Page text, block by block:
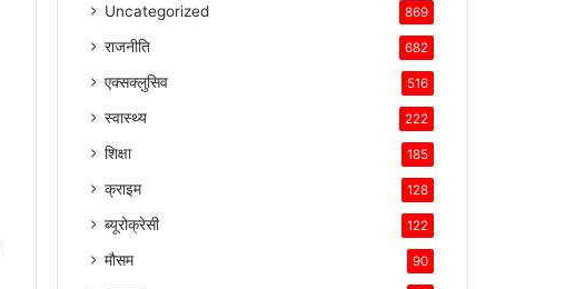
Uncategorized 869
राजनीति 682
एक्सक्लुसिव 516
स्वास्थ्य 222
शिक्षा 185
क्राइम 128
ब्यूरोक्रेसी 122
मौसम 90